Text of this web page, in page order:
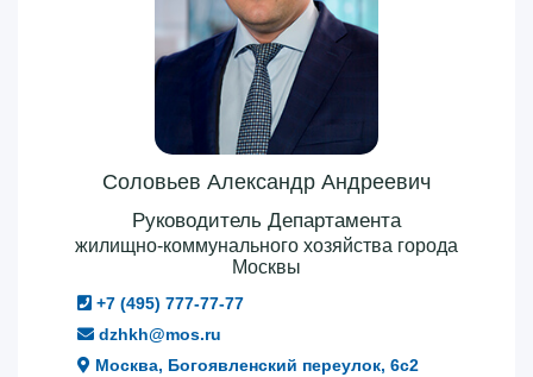
Соловьев Александр Андреевич
Руководитель Департамента
жилищно-коммунального хозяйства города
Москвы
+7 (495) 777-77-77
dzhkh@mos.ru
Москва, Богоявленский переулок, 6с2